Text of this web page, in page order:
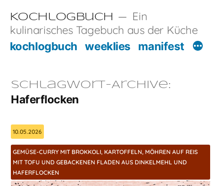
Inhalt
springen
Kochlogbuch
Ein
kulinarisches Tagebuch aus der Küche
kochlogbuch weeklies manifest
Schlagwort-Archive:
Haferflocken
10.05.2026
GEMÜSE-CURRY MIT BROKKOLI, KARTOFFELN, MÖHREN AUF REIS
MIT TOFU UND GEBACKENEN FLADEN AUS DINKELMEHL UND
HAFERFLOCKEN